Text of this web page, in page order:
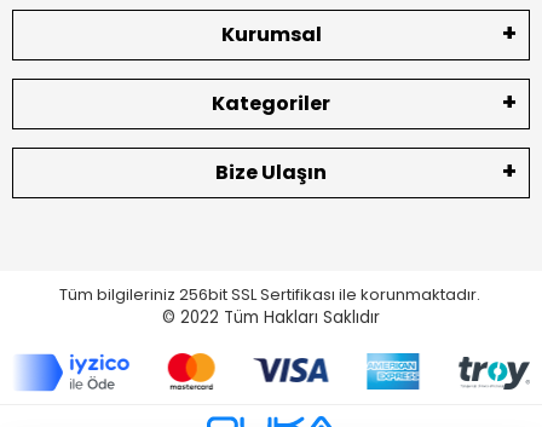
Kurumsal
Kategoriler
Bize Ulaşın
Tüm bilgileriniz 256bit SSL Sertifikası ile korunmaktadır.
© 2022 Tüm Hakları Saklıdır